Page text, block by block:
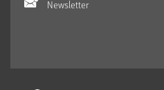
Newsletter